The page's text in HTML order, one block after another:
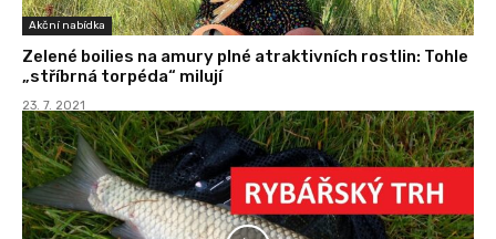
Akční nabídka
Zelené boilies na amury plné atraktivních rostlin: Tohle
„stříbrná torpéda“ milují
23. 7. 2021